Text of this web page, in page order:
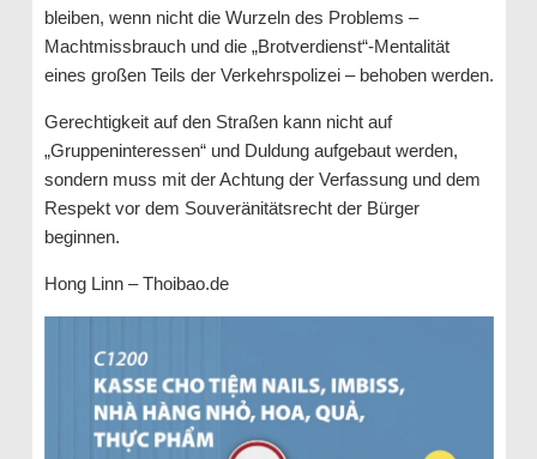
bleiben, wenn nicht die Wurzeln des Problems –
Machtmissbrauch und die „Brotverdienst“-Mentalität
eines großen Teils der Verkehrspolizei – behoben werden.
Gerechtigkeit auf den Straßen kann nicht auf
„Gruppeninteressen“ und Duldung aufgebaut werden,
sondern muss mit der Achtung der Verfassung und dem
Respekt vor dem Souveränitätsrecht der Bürger
beginnen.
Hong Linn – Thoibao.de